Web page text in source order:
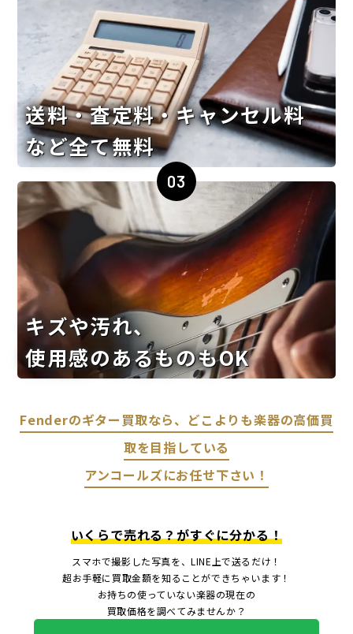
送料・査定料・キャンセル料
など全て無料
03
キズや汚れ、
使用感のあるものもOK
Fenderのギター買取なら、どこよりも楽器の高価買
取を目指している
アンコールズにお任せ下さい！
いくらで売れる？がすぐに分かる！
スマホで撮影した写真を、LINE上で送るだけ！
超お手軽に買取金額を知ることができちゃいます！
お持ちの使っていない楽器の現在の
買取価格を調べてみませんか？